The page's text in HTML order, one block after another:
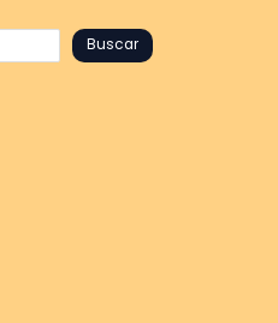
Buscar